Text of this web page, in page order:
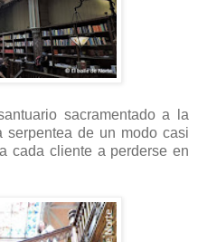
sacramentado a la
serpentea de un modo casi
cada cliente a perderse en